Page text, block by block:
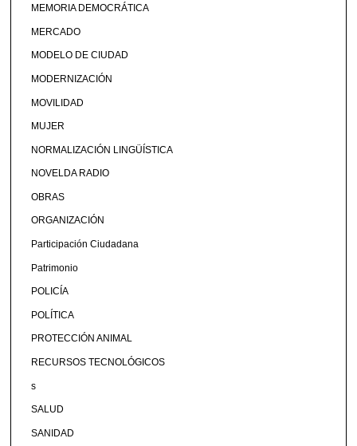
MEMORIA DEMOCRÁTICA
MERCADO
MODELO DE CIUDAD
MODERNIZACIÓN
MOVILIDAD
MUJER
NORMALIZACIÓN LINGÜÍSTICA
NOVELDA RADIO
OBRAS
ORGANIZACIÓN
Participación Ciudadana
Patrimonio
POLICÍA
POLÍTICA
PROTECCIÓN ANIMAL
RECURSOS TECNOLÓGICOS
s
SALUD
SANIDAD